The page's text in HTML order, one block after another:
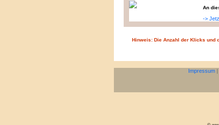
An
->
Hinweis: Die Anzahl der Klicks und
Impressum |